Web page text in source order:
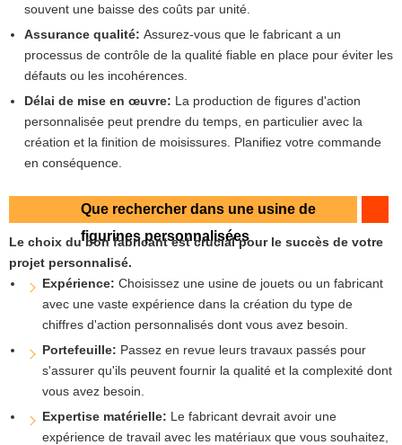
souvent une baisse des coûts par unité.
Assurance qualité: Assurez-vous que le fabricant a un
processus de contrôle de la qualité fiable en place pour éviter les
défauts ou les incohérences.
Délai de mise en œuvre: La production de figures d'action
personnalisée peut prendre du temps, en particulier avec la
création et la finition de moisissures. Planifiez votre commande
en conséquence.
Que rechercher dans une usine de
figurines personnalisées
Le choix du bon fabricant est crucial pour le succès de votre
projet personnalisé.
Expérience: Choisissez une usine de jouets ou un fabricant
avec une vaste expérience dans la création du type de
chiffres d'action personnalisés dont vous avez besoin.
Portefeuille: Passez en revue leurs travaux passés pour
s'assurer qu'ils peuvent fournir la qualité et la complexité dont
vous avez besoin.
Expertise matérielle: Le fabricant devrait avoir une
expérience de travail avec les matériaux que vous souhaitez,